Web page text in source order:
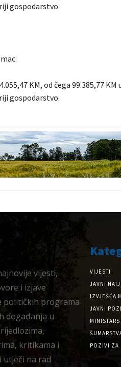
gospodarstvo.
KM, od čega 99.385,77
gospodarstvo.
vijesti,
i izjave
političkih programa
događanja u
kritikama i
utječi na rad
VIJESTI
JAVNI
IZVJEŠĆA
JAVNI
POZIVI ZA